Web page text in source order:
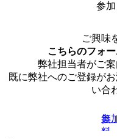
参
ご興味
こちらのフォ
弊社担当者がご
既に弊社へのご登録が
い合
無
料
参